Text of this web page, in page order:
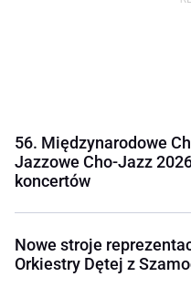
56. Międzynarodowe
Jazzowe Cho-Jazz
koncertów
Nowe stroje
Orkiestry Dętej z